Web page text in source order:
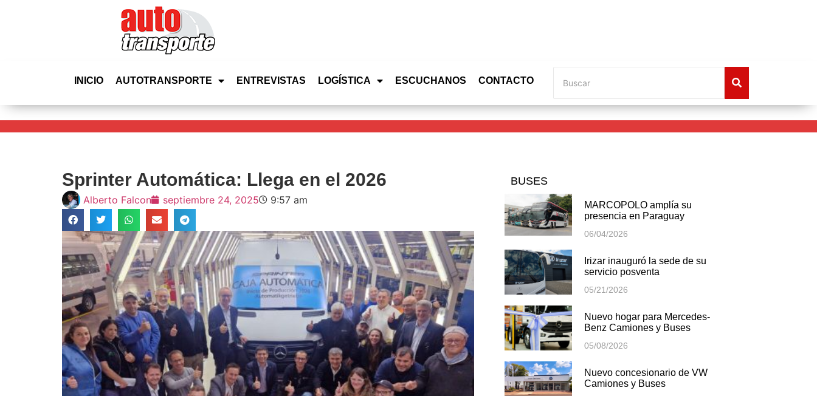
INICIO AUTOTRANSPORTE ENTREVISTAS LOGÍSTICA ESCUCHANOS CONTACTO
Sprinter Automática: Llega en el 2026
Alberto Falcon septiembre 24, 2025 9:57 am
BUSES
MARCOPOLO amplía su
presencia en Paraguay
06/04/2026
Irizar inauguró la sede de su
servicio posventa
05/21/2026
Nuevo hogar para Mercedes-
Benz Camiones y Buses
05/08/2026
Nuevo concesionario de VW
Camiones y Buses